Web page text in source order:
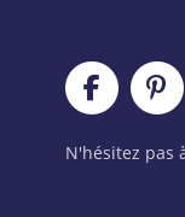
N'hésitez pas